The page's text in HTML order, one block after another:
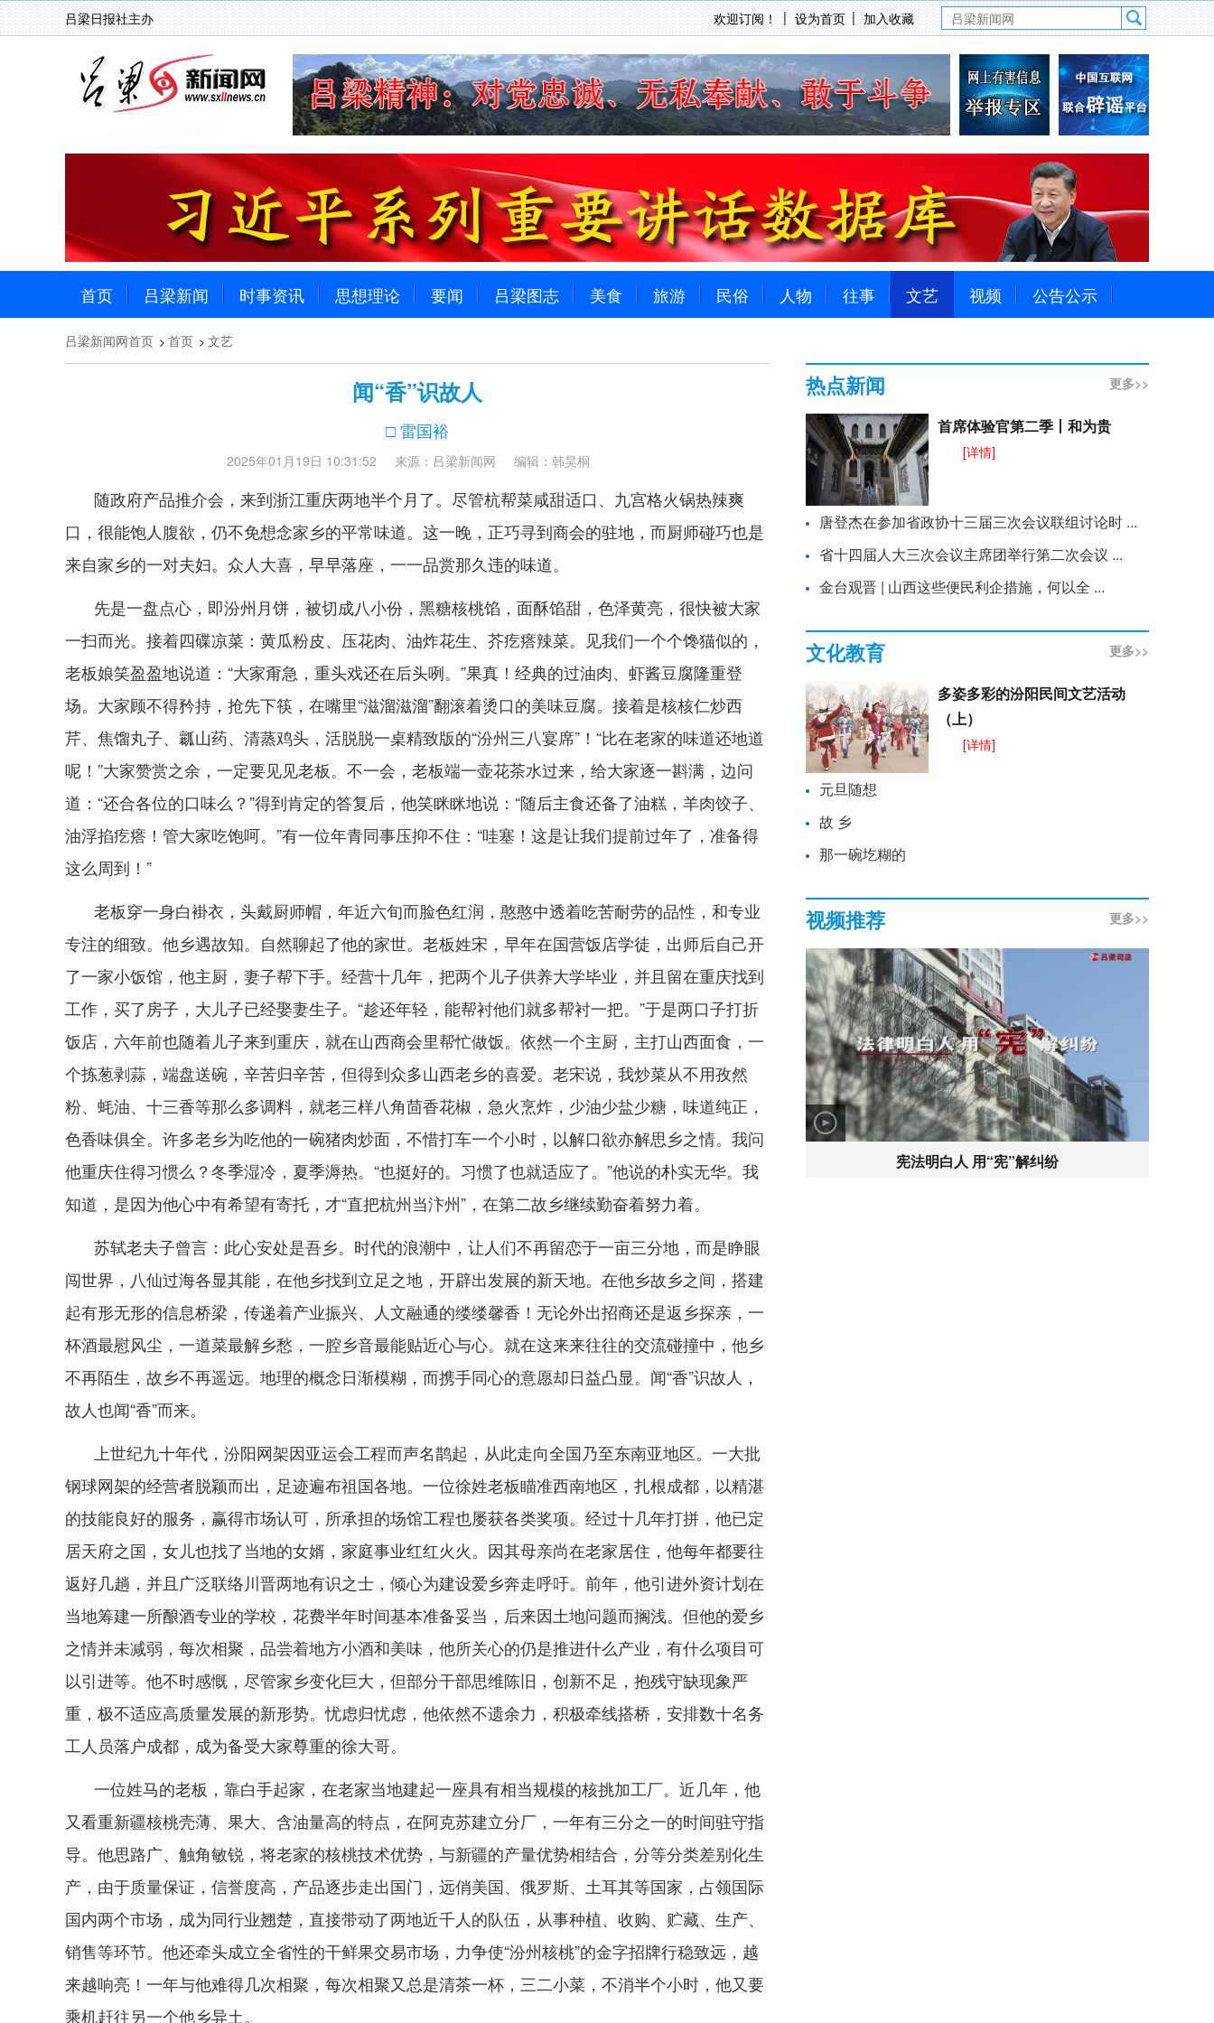
吕梁日报社主办 欢迎订阅！ 设为首页 加入收藏
首页 吕梁新闻 时事资讯 思想理论 要闻 吕梁图志 美食 旅游 民俗 人物 往事 文艺 视频 公告公示
吕梁新闻网首页 > 首页 > 文艺
闻“香”识故人
□ 雷国裕
2025年01月19日 10:31:52 来源：吕梁新闻网 编辑：韩昊桐
随政府产品推介会，来到浙江重庆两地半个月了。尽管杭帮菜咸甜适口、九宫格火锅热辣爽
口，很能饱人腹欲，仍不免想念家乡的平常味道。这一晚，正巧寻到商会的驻地，而厨师碰巧也是
来自家乡的一对夫妇。众人大喜，早早落座，一一品赏那久违的味道。
先是一盘点心，即汾州月饼，被切成八小份，黑糖核桃馅，面酥馅甜，色泽黄亮，很快被大家
一扫而光。接着四碟凉菜：黄瓜粉皮、压花肉、油炸花生、芥疙瘩辣菜。见我们一个个馋猫似的，
老板娘笑盈盈地说道：“大家甭急，重头戏还在后头咧。”果真！经典的过油肉、虾酱豆腐隆重登
场。大家顾不得矜持，抢先下筷，在嘴里“滋溜滋溜”翻滚着烫口的美味豆腐。接着是核核仁炒西
芹、焦馏丸子、瓤山药、清蒸鸡头，活脱脱一桌精致版的“汾州三八宴席”！“比在老家的味道还地道
呢！”大家赞赏之余，一定要见见老板。不一会，老板端一壶花茶水过来，给大家逐一斟满，边问
道：“还合各位的口味么？”得到肯定的答复后，他笑眯眯地说：“随后主食还备了油糕，羊肉饺子、
油浮掐疙瘩！管大家吃饱呵。”有一位年青同事压抑不住：“哇塞！这是让我们提前过年了，准备得
这么周到！”
老板穿一身白褂衣，头戴厨师帽，年近六旬而脸色红润，憨憨中透着吃苦耐劳的品性，和专业
专注的细致。他乡遇故知。自然聊起了他的家世。老板姓宋，早年在国营饭店学徒，出师后自己开
了一家小饭馆，他主厨，妻子帮下手。经营十几年，把两个儿子供养大学毕业，并且留在重庆找到
工作，买了房子，大儿子已经娶妻生子。“趁还年轻，能帮衬他们就多帮衬一把。”于是两口子打折
饭店，六年前也随着儿子来到重庆，就在山西商会里帮忙做饭。依然一个主厨，主打山西面食，一
个拣葱剥蒜，端盘送碗，辛苦归辛苦，但得到众多山西老乡的喜爱。老宋说，我炒菜从不用孜然
粉、蚝油、十三香等那么多调料，就老三样八角茴香花椒，急火烹炸，少油少盐少糖，味道纯正，
色香味俱全。许多老乡为吃他的一碗猪肉炒面，不惜打车一个小时，以解口欲亦解思乡之情。我问
他重庆住得习惯么？冬季湿冷，夏季溽热。“也挺好的。习惯了也就适应了。”他说的朴实无华。我
知道，是因为他心中有希望有寄托，才“直把杭州当汴州”，在第二故乡继续勤奋着努力着。
苏轼老夫子曾言：此心安处是吾乡。时代的浪潮中，让人们不再留恋于一亩三分地，而是睁眼
闯世界，八仙过海各显其能，在他乡找到立足之地，开辟出发展的新天地。在他乡故乡之间，搭建
起有形无形的信息桥梁，传递着产业振兴、人文融通的缕缕馨香！无论外出招商还是返乡探亲，一
杯酒最慰风尘，一道菜最解乡愁，一腔乡音最能贴近心与心。就在这来来往往的交流碰撞中，他乡
不再陌生，故乡不再遥远。地理的概念日渐模糊，而携手同心的意愿却日益凸显。闻“香”识故人，
故人也闻“香”而来。
上世纪九十年代，汾阳网架因亚运会工程而声名鹊起，从此走向全国乃至东南亚地区。一大批
钢球网架的经营者脱颖而出，足迹遍布祖国各地。一位徐姓老板瞄准西南地区，扎根成都，以精湛
的技能良好的服务，赢得市场认可，所承担的场馆工程也屡获各类奖项。经过十几年打拼，他已定
居天府之国，女儿也找了当地的女婿，家庭事业红红火火。因其母亲尚在老家居住，他每年都要往
返好几趟，并且广泛联络川晋两地有识之士，倾心为建设爱乡奔走呼吁。前年，他引进外资计划在
当地筹建一所酿酒专业的学校，花费半年时间基本准备妥当，后来因土地问题而搁浅。但他的爱乡
之情并未减弱，每次相聚，品尝着地方小酒和美味，他所关心的仍是推进什么产业，有什么项目可
以引进等。他不时感慨，尽管家乡变化巨大，但部分干部思维陈旧，创新不足，抱残守缺现象严
重，极不适应高质量发展的新形势。忧虑归忧虑，他依然不遗余力，积极牵线搭桥，安排数十名务
工人员落户成都，成为备受大家尊重的徐大哥。
一位姓马的老板，靠白手起家，在老家当地建起一座具有相当规模的核挑加工厂。近几年，‌他
又看重新疆核桃壳薄、果大、含油量高的特点‌，在阿克苏建立分厂，一年有三分之一的时间驻守指
导。他思路广、触角敏锐，将老家的核桃技术优势，与新疆的产量优势相结合，分等分类差别化生
产，由于质量保证，信誉度高，产品逐步走出国门，远俏美国、俄罗斯、土耳其等国家，占领国际
国内两个市场，成为同行业翘楚，直接带动了两地近千人的队伍，从事种植、收购、贮藏、生产、
销售等环节。他还牵头成立全省性的干鲜果交易市场，力争使“汾州核桃”的金字招牌行稳致远，越
来越响亮！一年与他难得几次相聚，每次相聚又总是清茶一杯，三二小菜，不消半个小时，他又要
乘机赶往另一个他乡异土。
热点新闻 更多>>
首席体验官第二季丨和为贵
[详情]
唐登杰在参加省政协十三届三次会议联组讨论时 ...
省十四届人大三次会议主席团举行第二次会议 ...
金台观晋 | 山西这些便民利企措施，何以全 ...
文化教育 更多>>
多姿多彩的汾阳民间文艺活动
（上）
[详情]
元旦随想
故 乡
那一碗圪糊的
视频推荐 更多>>
宪法明白人 用“宪”解纠纷